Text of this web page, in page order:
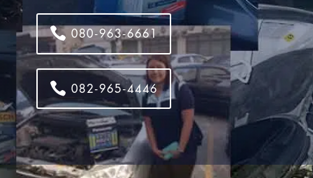
080-963-6661
082-965-4446